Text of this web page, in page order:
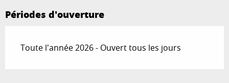
Périodes d'ouverture
Toute l'année 2026 - Ouvert tous les jours